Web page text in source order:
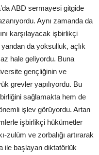
ABD sermayesi gitgide
Aynı zamanda da
karşılayacak işbirlikçi
da yoksulluk, açlık
hale geliyordu. Buna
gençliğinin ve
grevler yapılıyordu. Bu
sağlamakta hem de
işlev görüyordu. Artan
işbirlikçi hükümetler
zulüm ve zorbalığı artırarak
ile başlayan diktatörlük